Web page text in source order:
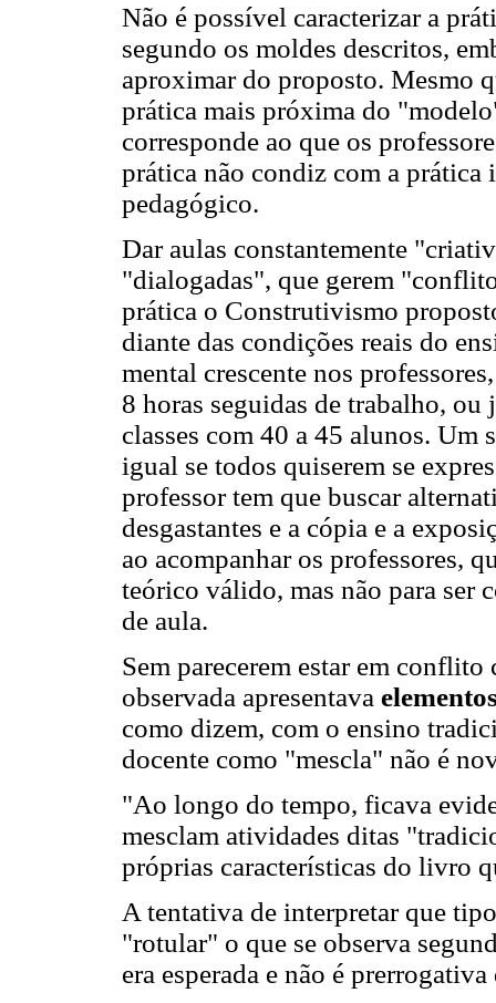
Não é possível caracterizar a
segundo os moldes descritos,
aproximar do proposto. Mesmo
prática mais próxima do
corresponde ao que os
prática não condiz com a
pedagógico.
Dar aulas constantemente
"dialogadas", que gerem
prática o Construtivismo
diante das condições reais do
mental crescente nos
8 horas seguidas de trabalho, ou
classes com 40 a 45 alunos. Um
igual se todos quiserem se
professor tem que buscar
desgastantes e a cópia e a
ao acompanhar os professores,
teórico válido, mas não para ser
de aula.
Sem parecerem estar em
observada apresentava
como dizem, com o ensino
docente como "mescla" não é
"Ao longo do tempo, ficava
mesclam atividades ditas
próprias características do livro
A tentativa de interpretar que
"rotular" o que se observa
era esperada e não é